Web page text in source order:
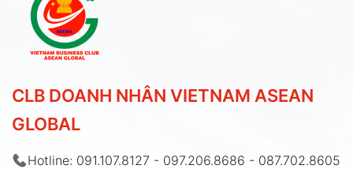
CLB DOANH NHÂN VIETNAM ASEAN
GLOBAL
Hotline: 091.107.8127 - 097.206.8686 - 087.702.8605